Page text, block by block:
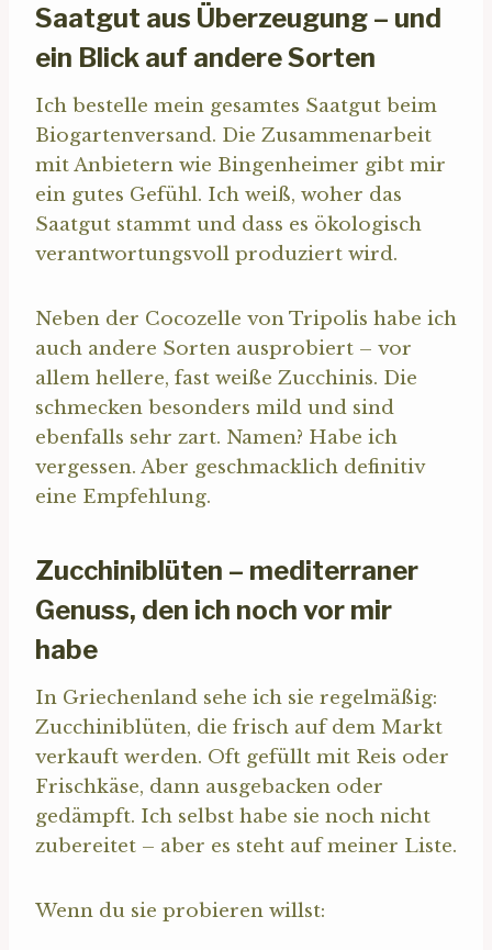
Saatgut aus Überzeugung – und
ein Blick auf andere Sorten
Ich bestelle mein gesamtes Saatgut beim
Biogartenversand. Die Zusammenarbeit
mit Anbietern wie Bingenheimer gibt mir
ein gutes Gefühl. Ich weiß, woher das
Saatgut stammt und dass es ökologisch
verantwortungsvoll produziert wird.
Neben der Cocozelle von Tripolis habe ich
auch andere Sorten ausprobiert – vor
allem hellere, fast weiße Zucchinis. Die
schmecken besonders mild und sind
ebenfalls sehr zart. Namen? Habe ich
vergessen. Aber geschmacklich definitiv
eine Empfehlung.
Zucchiniblüten – mediterraner
Genuss, den ich noch vor mir
habe
In Griechenland sehe ich sie regelmäßig:
Zucchiniblüten, die frisch auf dem Markt
verkauft werden. Oft gefüllt mit Reis oder
Frischkäse, dann ausgebacken oder
gedämpft. Ich selbst habe sie noch nicht
zubereitet – aber es steht auf meiner Liste.
Wenn du sie probieren willst: